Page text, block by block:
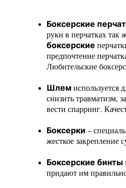
Боксерские
руки в перчатках так
боксерские
предпочтение
Любительские
Шлем используется
снизить травматизм,
вести спарринг.
Боксерки –
жесткое закрепление
Боксерские бинты
придают им